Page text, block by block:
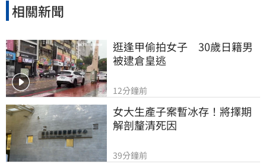
相關新聞
逛逢甲偷拍女子　30歲日籍男
被逮倉皇逃
12分鐘前
女大生產子案暫冰存！將擇期
解剖釐清死因
39分鐘前